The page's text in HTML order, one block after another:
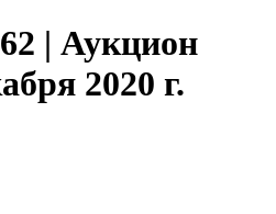
| Аукцион
2020 г.